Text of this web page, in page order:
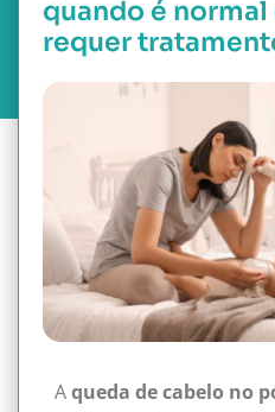
quando é normal
requer
Aqueda de cabelo no